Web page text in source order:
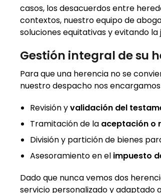
casos, los desacuerdos entre
contextos, nuestro equipo de
soluciones equitativas y evitando
Gestión integral de su
Para que una herencia no se
nuestro despacho nos encargamos
Revisión yvalidación del
Tramitación de la aceptación o
División y partición de bienes
Asesoramiento en el impuesto
Dado que nunca vemos dos
servicio personalizado y adaptado